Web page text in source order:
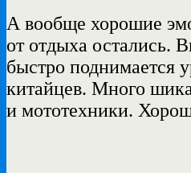
А вообще хорошие
от отдыха остались.
быстро поднимается
китайцев. Много
и мототехники.